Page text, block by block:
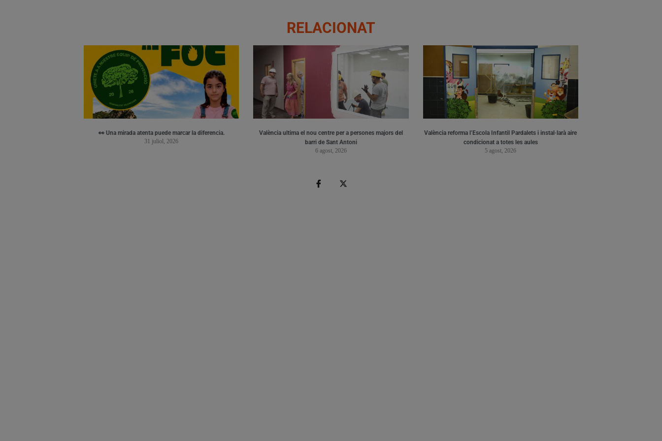
RELACIONAT
👀 Una mirada atenta puede marcar la diferencia.
31 juliol, 2026
València ultima el nou centre per a persones majors del
barri de Sant Antoni
6 agost, 2026
València reforma l’Escola Infantil Pardalets i instal·larà aire
condicionat a totes les aules
5 agost, 2026